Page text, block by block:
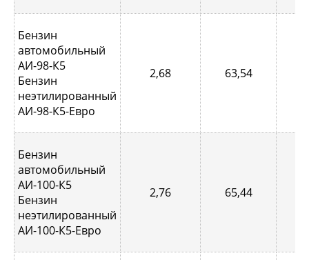
Бензин
автомобильный
АИ-98-К5
Бензин
неэтилированный
АИ-98-К5-Евро
2,68 63,54
Бензин
автомобильный
АИ-100-К5
Бензин
неэтилированный
АИ-100-К5-Евро
2,76 65,44